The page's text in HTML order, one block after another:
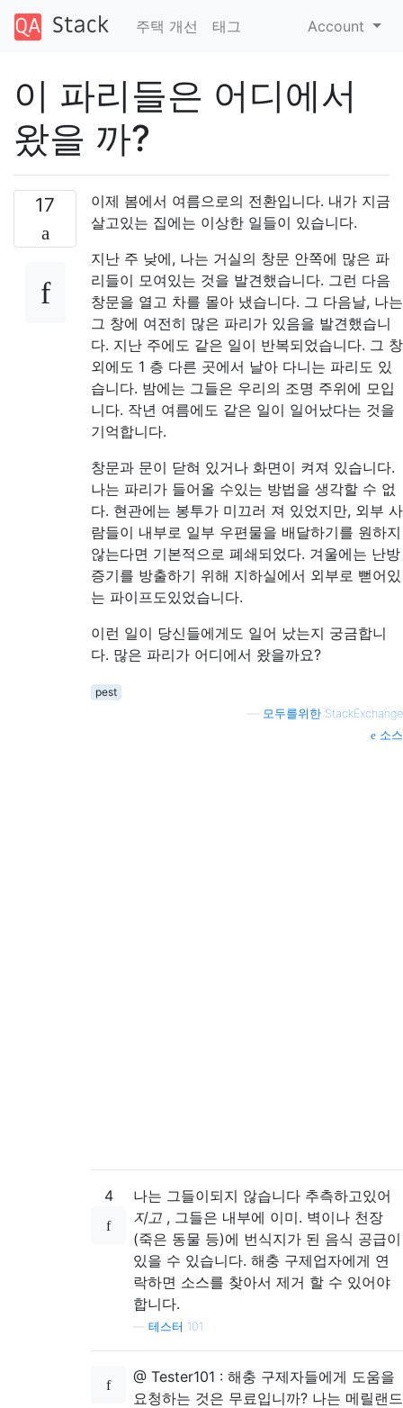
주택 개선 태그 Account
이 파리들은 어디에서
왔을 까?
17
이제 봄에서 여름으로의 전환입니다. 내가 지금
살고있는 집에는 이상한 일들이 있습니다.
지난 주 낮에, 나는 거실의 창문 안쪽에 많은 파
리들이 모여있는 것을 발견했습니다. 그런 다음
창문을 열고 차를 몰아 냈습니다. 그 다음날, 나는
그 창에 여전히 많은 파리가 있음을 발견했습니
다. 지난 주에도 같은 일이 반복되었습니다. 그 창
외에도 1 층 다른 곳에서 날아 다니는 파리도 있
습니다. 밤에는 그들은 우리의 조명 주위에 모입
니다. 작년 여름에도 같은 일이 일어났다는 것을
기억합니다.
창문과 문이 닫혀 있거나 화면이 켜져 있습니다.
나는 파리가 들어올 수있는 방법을 생각할 수 없
다. 현관에는 봉투가 미끄러 져 있었지만, 외부 사
람들이 내부로 일부 우편물을 배달하기를 원하지
않는다면 기본적으로 폐쇄되었다. 겨울에는 난방
증기를 방출하기 위해 지하실에서 외부로 뻗어있
는 파이프도있었습니다.
이런 일이 당신들에게도 일어 났는지 궁금합니
다. 많은 파리가 어디에서 왔을까요?
pest
모두를위한 StackExchange
소스
4
나는 그들이되지 않습니다 추측하고있어
지고 , 그들은 내부에 이미. 벽이나 천장
(죽은 동물 등)에 번식지가 된 음식 공급이
있을 수 있습니다. 해충 구제업자에게 연
락하면 소스를 찾아서 제거 할 수 있어야
합니다.
테스터 101
@ Tester101 : 해충 구제자들에게 도움을
요청하는 것은 무료입니까? 나는 메릴랜드